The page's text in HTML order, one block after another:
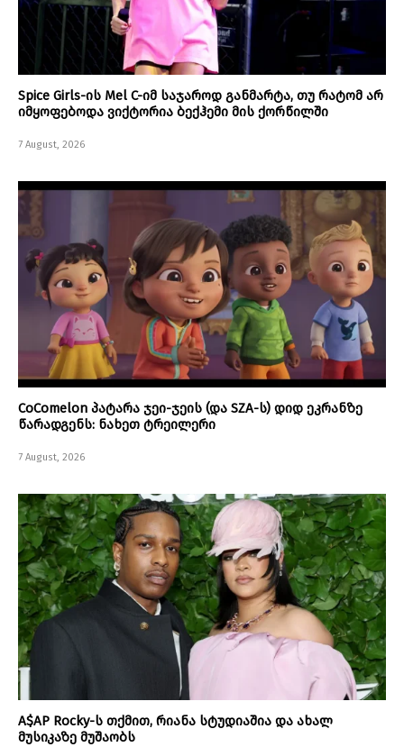
Spice Girls-ის Mel C-იმ საჯაროდ განმარტა, თუ რატომ არ
იმყოფებოდა ვიქტორია ბექჰემი მის ქორწილში
7 August, 2026
CoComelon პატარა ჯეი-ჯეის (და SZA-ს) დიდ ეკრანზე
წარადგენს: ნახეთ ტრეილერი
7 August, 2026
A$AP Rocky-ს თქმით, რიანა სტუდიაშია და ახალ
მუსიკაზე მუშაობს